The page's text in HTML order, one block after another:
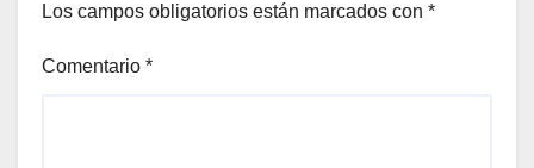
Los campos obligatorios están marcados con *
Comentario *